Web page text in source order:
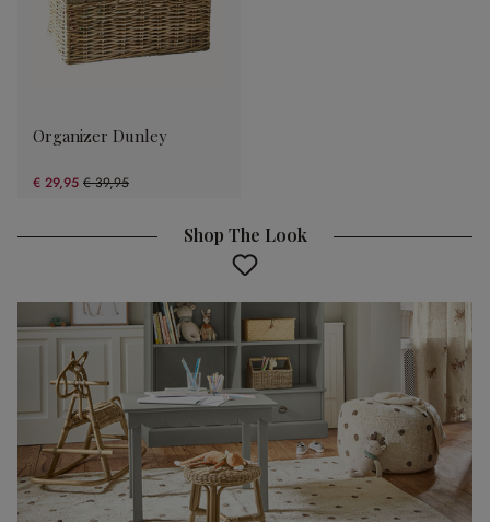
Organizer Dunley
€ 29,95 € 39,95
(25.03% gespart)
Shop The Look